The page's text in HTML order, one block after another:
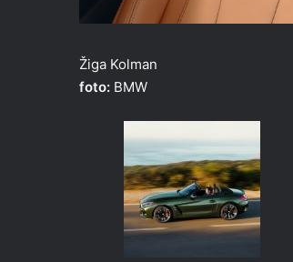
Žiga Kolman
foto: BMW